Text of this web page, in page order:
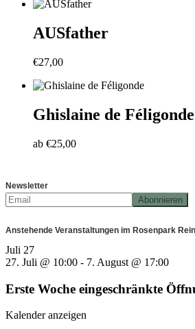
AUSfather
€27,00
Ghislaine de Féligonde
ab €25,00
Newsletter
Anstehende Veranstaltungen im Rosenpark
Juli 27
27. Juli @ 10:00 - 7. August @ 17:00
Erste Woche eingeschränkte
Kalender anzeigen